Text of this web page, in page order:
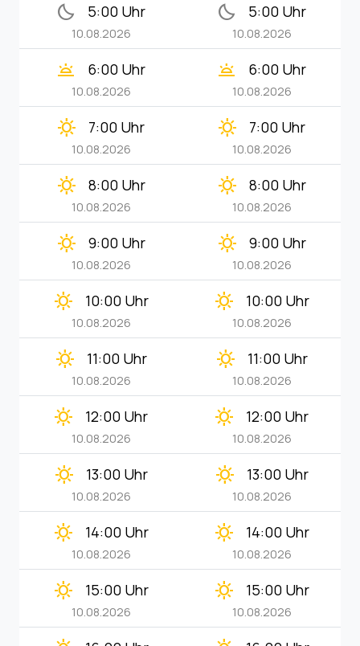
bedtime 5:00 Uhr
10.08.2026
bedtime 5:00 Uhr
10.08.2026
wb_twilight 6:00 Uhr
10.08.2026
wb_twilight 6:00 Uhr
10.08.2026
clear_day 7:00 Uhr
10.08.2026
clear_day 7:00 Uhr
10.08.2026
clear_day 8:00 Uhr
10.08.2026
clear_day 8:00 Uhr
10.08.2026
clear_day 9:00 Uhr
10.08.2026
clear_day 9:00 Uhr
10.08.2026
clear_day 10:00 Uhr
10.08.2026
clear_day 10:00 Uhr
10.08.2026
clear_day 11:00 Uhr
10.08.2026
clear_day 11:00 Uhr
10.08.2026
clear_day 12:00 Uhr
10.08.2026
clear_day 12:00 Uhr
10.08.2026
clear_day 13:00 Uhr
10.08.2026
clear_day 13:00 Uhr
10.08.2026
clear_day 14:00 Uhr
10.08.2026
clear_day 14:00 Uhr
10.08.2026
clear_day 15:00 Uhr
10.08.2026
clear_day 15:00 Uhr
10.08.2026